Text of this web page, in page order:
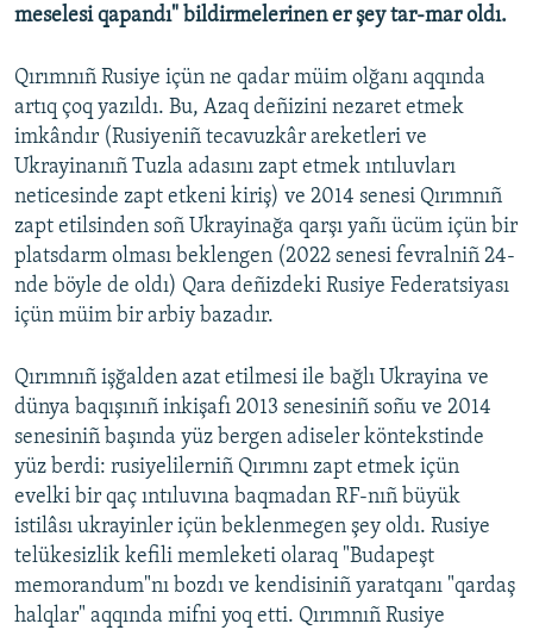
meselesi qapandı" bildirmelerinen er şey tar-mar oldı.
Qırımnıñ Rusiye içün ne qadar müim olğanı aqqında
artıq çoq yazıldı. Bu, Azaq deñizini nezaret etmek
imkândır (Rusiyeniñ tecavuzkâr areketleri ve
Ukrayinanıñ Tuzla adasını zapt etmek ıntıluvları
neticesinde zapt etkeni kiriş) ve 2014 senesi Qırımnıñ
zapt etilsinden soñ Ukrayinağa qarşı yañı ücüm içün bir
platsdarm olması beklengen (2022 senesi fevralniñ 24-
nde böyle de oldı) Qara deñizdeki Rusiye Federatsiyası
içün müim bir arbiy bazadır.
Qırımnıñ işğalden azat etilmesi ile bağlı Ukrayina ve
dünya baqışınıñ inkişafı 2013 senesiniñ soñu ve 2014
senesiniñ başında yüz bergen adiseler köntekstinde
yüz berdi: rusiyelilerniñ Qırımnı zapt etmek içün
evelki bir qaç ıntıluvına baqmadan RF-nıñ büyük
istilâsı ukrayinler içün beklenmegen şey oldı. Rusiye
telükesizlik kefili memleketi olaraq "Budapeşt
memorandum"nı bozdı ve kendisiniñ yaratqanı "qardaş
halqlar" aqqında mifni yoq etti. Qırımnıñ Rusiye